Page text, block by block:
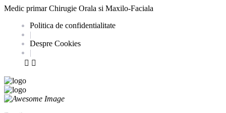
Medic primar Chirugie Orala si Maxilo-Faciala
Politica de confidentialitate
|
Despre Cookies
|